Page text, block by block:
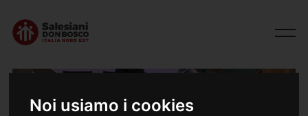
Noi usiamo i cookies